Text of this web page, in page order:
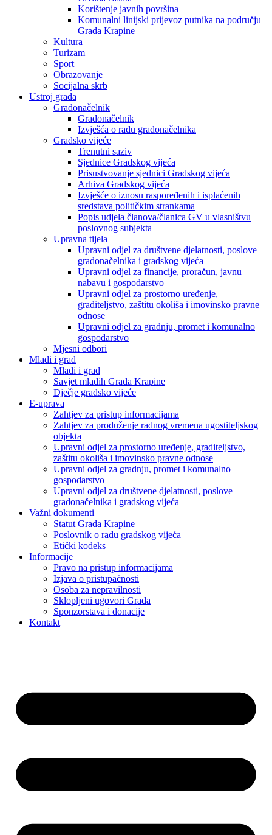
Korištenje javnih površina
Komunalni linijski prijevoz putnika na području
Grada Krapine
Kultura
Turizam
Sport
Obrazovanje
Socijalna skrb
Ustroj grada
Gradonačelnik
Gradonačelnik
Izvješća o radu gradonačelnika
Gradsko vijeće
Trenutni saziv
Sjednice Gradskog vijeća
Prisustvovanje sjednici Gradskog vijeća
Arhiva Gradskog vijeća
Izvješće o iznosu raspoređenih i isplaćenih
sredstava političkim strankama
Popis udjela članova/članica GV u vlasništvu
poslovnog subjekta
Upravna tijela
Upravni odjel za društvene djelatnosti, poslove
gradonačelnika i gradskog vijeća
Upravni odjel za financije, proračun, javnu
nabavu i gospodarstvo
Upravni odjel za prostorno uređenje,
graditeljstvo, zaštitu okoliša i imovinsko pravne
odnose
Upravni odjel za gradnju, promet i komunalno
gospodarstvo
Mjesni odbori
Mladi i grad
Mladi i grad
Savjet mladih Grada Krapine
Dječje gradsko vijeće
E-uprava
Zahtjev za pristup informacijama
Zahtjev za produženje radnog vremena ugostiteljskog
objekta
Upravni odjel za prostorno uređenje, graditeljstvo,
zaštitu okoliša i imovinsko pravne odnose
Upravni odjel za gradnju, promet i komunalno
gospodarstvo
Upravni odjel za društvene djelatnosti, poslove
gradonačelnika i gradskog vijeća
Važni dokumenti
Statut Grada Krapine
Poslovnik o radu gradskog vijeća
Etički kodeks
Informacije
Pravo na pristup informacijama
Izjava o pristupačnosti
Osoba za nepravilnosti
Sklopljeni ugovori Grada
Sponzorstava i donacije
Kontakt